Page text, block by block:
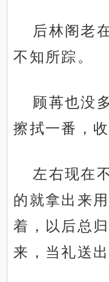
后林阁老
不知所踪。
顾苒也没
擦拭一番，收
左右现在
的就拿出来
着，以后总
来，当礼送